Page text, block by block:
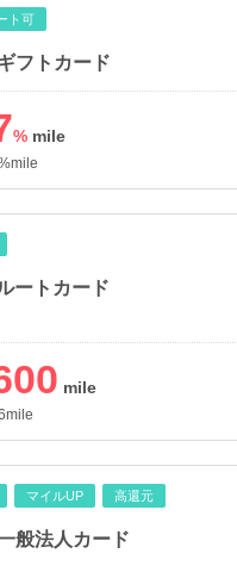
ト可
フトカード
%
ートカード
マイルUP 高還元
般法人カード